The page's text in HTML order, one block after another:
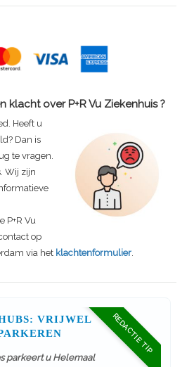
klacht over P+RVu Ziekenhuis?
Heeft u
Dan is
te vragen.
Wij zijn
P+R Vu
op
via het klachtenformulier.
REDACTIE TIP
VRIJWEL
parkeert u Helemaal